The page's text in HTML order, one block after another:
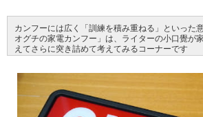
カンフーには広く「訓練を積み重ねる」といった
オグチの家電カンフー」は、ライターの小口覺が
えてさらに突き詰めて考えてみるコーナーです